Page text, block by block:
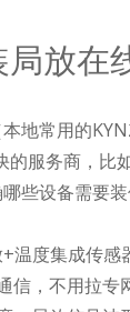
放在
地常用的
服务商，比
些设备需要装
度集成传
，不用拉